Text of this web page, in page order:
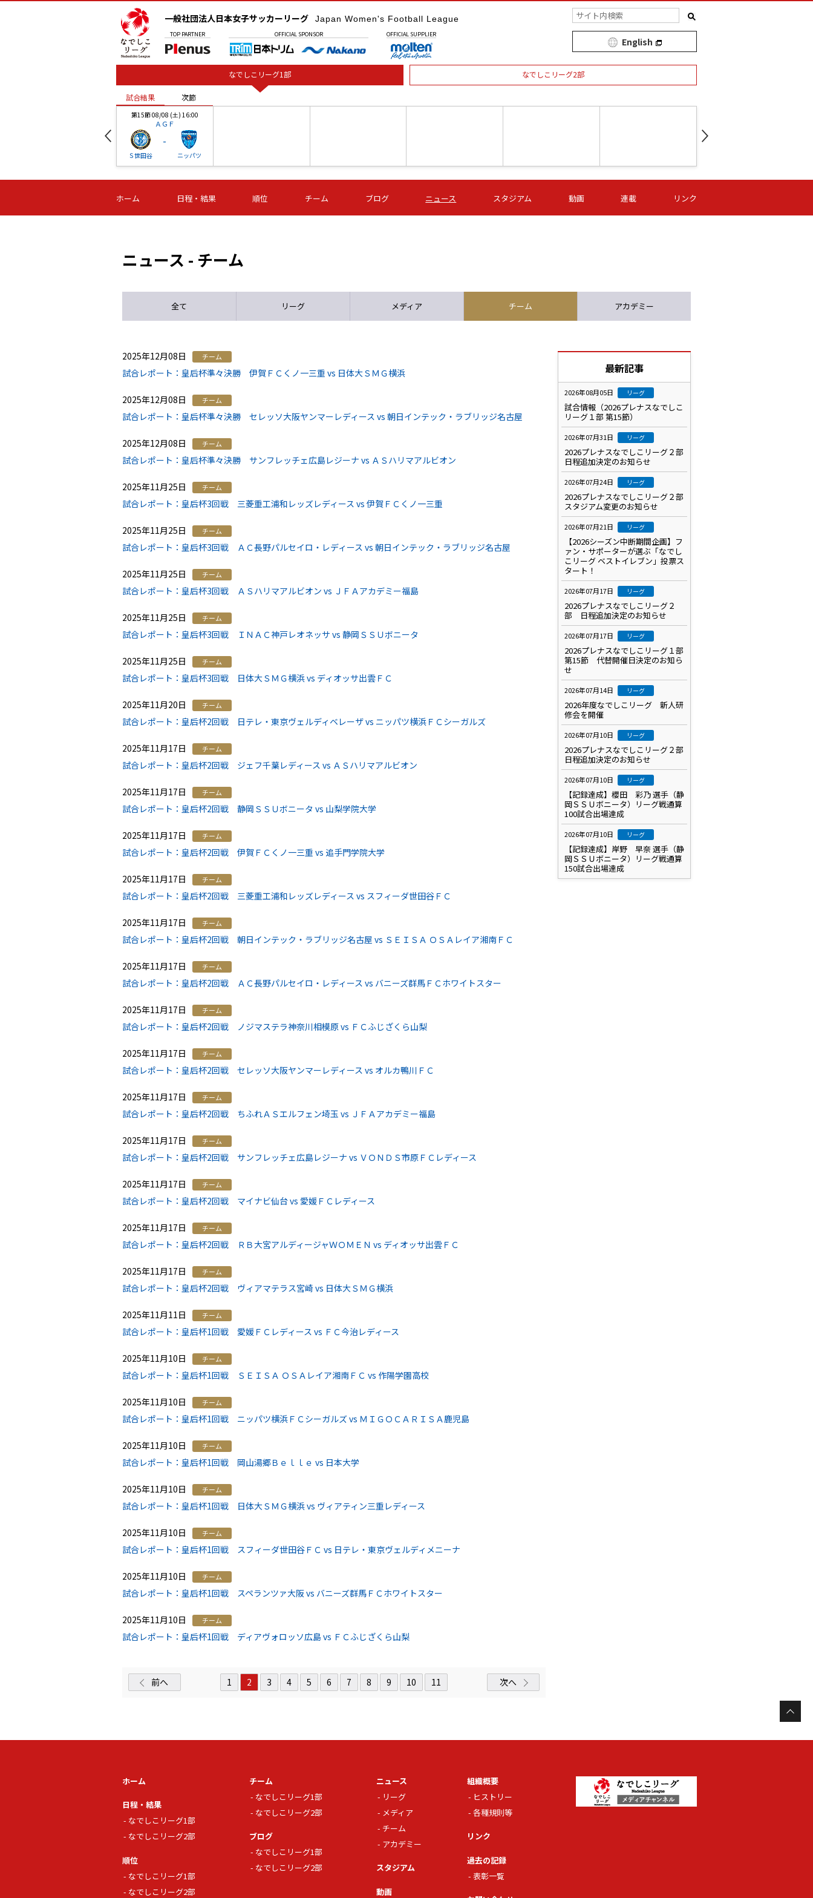
一般社団法人日本女子サッカーリーグ Japan Women's Football League
TOP PARTNER OFFICIAL SPONSOR OFFICIAL SUPPLIER
English
なでしこリーグ1部 なでしこリーグ2部
試合結果 次節
第15節 08/08 (土) 16:00
ＡＧＦ
Ｓ世田谷
-
ニッパツ
-
第16節 09/05 (土) 15:00
ニッパツ
-
第16節 09/05 (土) 15:00
石人の星
-
第16節 09/05 (土) 16:00
ＡＧＦ
-
いちご
-
第16節 09/06 (日) 15:00
-
第16節 09/06 (日) 15:00
- -
試合結果 次節
ホーム 日程・結果 順位 チーム ブログ ニュース スタジアム 動画 連載 リンク
ニュース - チーム
全て リーグ メディア チーム アカデミー
2025年12月08日 チーム
試合レポート：皇后杯準々決勝 伊賀ＦＣくノ一三重 vs 日体大ＳＭＧ横浜
2025年12月08日 チーム
試合レポート：皇后杯準々決勝 セレッソ大阪ヤンマーレディース vs 朝日インテック・ラブリッジ名古屋
2025年12月08日 チーム
試合レポート：皇后杯準々決勝 サンフレッチェ広島レジーナ vs ＡＳハリマアルビオン
2025年11月25日 チーム
試合レポート：皇后杯3回戦 三菱重工浦和レッズレディース vs 伊賀ＦＣくノ一三重
2025年11月25日 チーム
試合レポート：皇后杯3回戦 ＡＣ長野パルセイロ・レディース vs 朝日インテック・ラブリッジ名古屋
2025年11月25日 チーム
試合レポート：皇后杯3回戦 ＡＳハリマアルビオン vs ＪＦＡアカデミー福島
2025年11月25日 チーム
試合レポート：皇后杯3回戦 ＩＮＡＣ神戸レオネッサ vs 静岡ＳＳＵボニータ
2025年11月25日 チーム
試合レポート：皇后杯3回戦 日体大ＳＭＧ横浜 vs ディオッサ出雲ＦＣ
2025年11月20日 チーム
試合レポート：皇后杯2回戦 日テレ・東京ヴェルディベレーザ vs ニッパツ横浜ＦＣシーガルズ
2025年11月17日 チーム
試合レポート：皇后杯2回戦 ジェフ千葉レディース vs ＡＳハリマアルビオン
2025年11月17日 チーム
試合レポート：皇后杯2回戦 静岡ＳＳＵボニータ vs 山梨学院大学
2025年11月17日 チーム
試合レポート：皇后杯2回戦 伊賀ＦＣくノ一三重 vs 追手門学院大学
2025年11月17日 チーム
試合レポート：皇后杯2回戦 三菱重工浦和レッズレディース vs スフィーダ世田谷ＦＣ
2025年11月17日 チーム
試合レポート：皇后杯2回戦 朝日インテック・ラブリッジ名古屋 vs ＳＥＩＳＡ ＯＳＡレイア湘南ＦＣ
2025年11月17日 チーム
試合レポート：皇后杯2回戦 ＡＣ長野パルセイロ・レディース vs バニーズ群馬ＦＣホワイトスター
2025年11月17日 チーム
試合レポート：皇后杯2回戦 ノジマステラ神奈川相模原 vs ＦＣふじざくら山梨
2025年11月17日 チーム
試合レポート：皇后杯2回戦 セレッソ大阪ヤンマーレディース vs オルカ鴨川ＦＣ
2025年11月17日 チーム
試合レポート：皇后杯2回戦 ちふれＡＳエルフェン埼玉 vs ＪＦＡアカデミー福島
2025年11月17日 チーム
試合レポート：皇后杯2回戦 サンフレッチェ広島レジーナ vs ＶＯＮＤＳ市原ＦＣレディース
2025年11月17日 チーム
試合レポート：皇后杯2回戦 マイナビ仙台 vs 愛媛ＦＣレディース
2025年11月17日 チーム
試合レポート：皇后杯2回戦 ＲＢ大宮アルディージャＷＯＭＥＮ vs ディオッサ出雲ＦＣ
2025年11月17日 チーム
試合レポート：皇后杯2回戦 ヴィアマテラス宮崎 vs 日体大ＳＭＧ横浜
2025年11月11日 チーム
試合レポート：皇后杯1回戦 愛媛ＦＣレディース vs ＦＣ今治レディース
2025年11月10日 チーム
試合レポート：皇后杯1回戦 ＳＥＩＳＡ ＯＳＡレイア湘南ＦＣ vs 作陽学園高校
2025年11月10日 チーム
試合レポート：皇后杯1回戦 ニッパツ横浜ＦＣシーガルズ vs ＭＩＧＯＣＡＲＩＳＡ鹿児島
2025年11月10日 チーム
試合レポート：皇后杯1回戦 岡山湯郷Ｂｅｌｌｅ vs 日本大学
2025年11月10日 チーム
試合レポート：皇后杯1回戦 日体大ＳＭＧ横浜 vs ヴィアティン三重レディース
2025年11月10日 チーム
試合レポート：皇后杯1回戦 スフィーダ世田谷ＦＣ vs 日テレ・東京ヴェルディメニーナ
2025年11月10日 チーム
試合レポート：皇后杯1回戦 スペランツァ大阪 vs バニーズ群馬ＦＣホワイトスター
2025年11月10日 チーム
試合レポート：皇后杯1回戦 ディアヴォロッソ広島 vs ＦＣふじざくら山梨
前へ 1 2 3 4 5 6 7 8 9 10 11 次へ
最新記事
2026年08月05日 リーグ
試合情報（2026プレナスなでしこ
リーグ１部 第15節）
2026年07月31日 リーグ
2026プレナスなでしこリーグ２部
日程追加決定のお知らせ
2026年07月24日 リーグ
2026プレナスなでしこリーグ２部
スタジアム変更のお知らせ
2026年07月21日 リーグ
【2026シーズン中断期間企画】フ
ァン・サポーターが選ぶ「なでし
こリーグ ベストイレブン」投票ス
タート！
2026年07月17日 リーグ
2026プレナスなでしこリーグ２
部 日程追加決定のお知らせ
2026年07月17日 リーグ
2026プレナスなでしこリーグ１部
第15節 代替開催日決定のお知ら
せ
2026年07月14日 リーグ
2026年度なでしこリーグ 新人研
修会を開催
2026年07月10日 リーグ
2026プレナスなでしこリーグ２部
日程追加決定のお知らせ
2026年07月10日 リーグ
【記録達成】櫻田 彩乃 選手（静
岡ＳＳＵボニータ）リーグ戦通算
100試合出場達成
2026年07月10日 リーグ
【記録達成】岸野 早奈 選手（静
岡ＳＳＵボニータ）リーグ戦通算
150試合出場達成
ホーム
日程・結果
なでしこリーグ1部
なでしこリーグ2部
順位
なでしこリーグ1部
なでしこリーグ2部
チーム
なでしこリーグ1部
なでしこリーグ2部
ブログ
なでしこリーグ1部
なでしこリーグ2部
ニュース
リーグ
メディア
チーム
アカデミー
スタジアム
動画
組織概要
ヒストリー
各種規則等
リンク
過去の記録
表彰一覧